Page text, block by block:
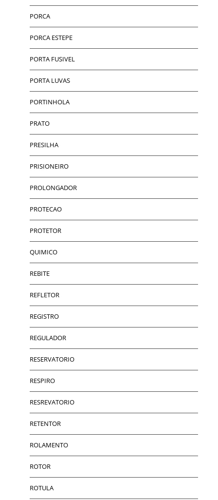
PORCA
PORCA ESTEPE
PORTA FUSIVEL
PORTA LUVAS
PORTINHOLA
PRATO
PRESILHA
PRISIONEIRO
PROLONGADOR
PROTECAO
PROTETOR
QUIMICO
REBITE
REFLETOR
REGISTRO
REGULADOR
RESERVATORIO
RESPIRO
RESREVATORIO
RETENTOR
ROLAMENTO
ROTOR
ROTULA